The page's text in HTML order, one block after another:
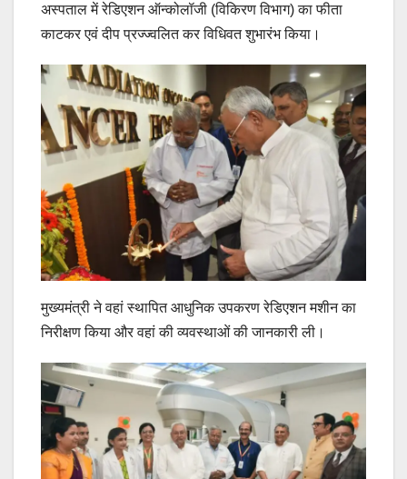
अस्पताल में रेडिएशन ऑन्कोलॉजी (विकिरण विभाग) का फीता
काटकर एवं दीप प्रज्ज्वलित कर विधिवत शुभारंभ किया।
मुख्यमंत्री ने वहां स्थापित आधुनिक उपकरण रेडिएशन मशीन का
निरीक्षण किया और वहां की व्यवस्थाओं की जानकारी ली।